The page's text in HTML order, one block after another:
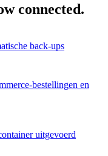
connected.
back-ups
bestellingen en
uitgevoerd